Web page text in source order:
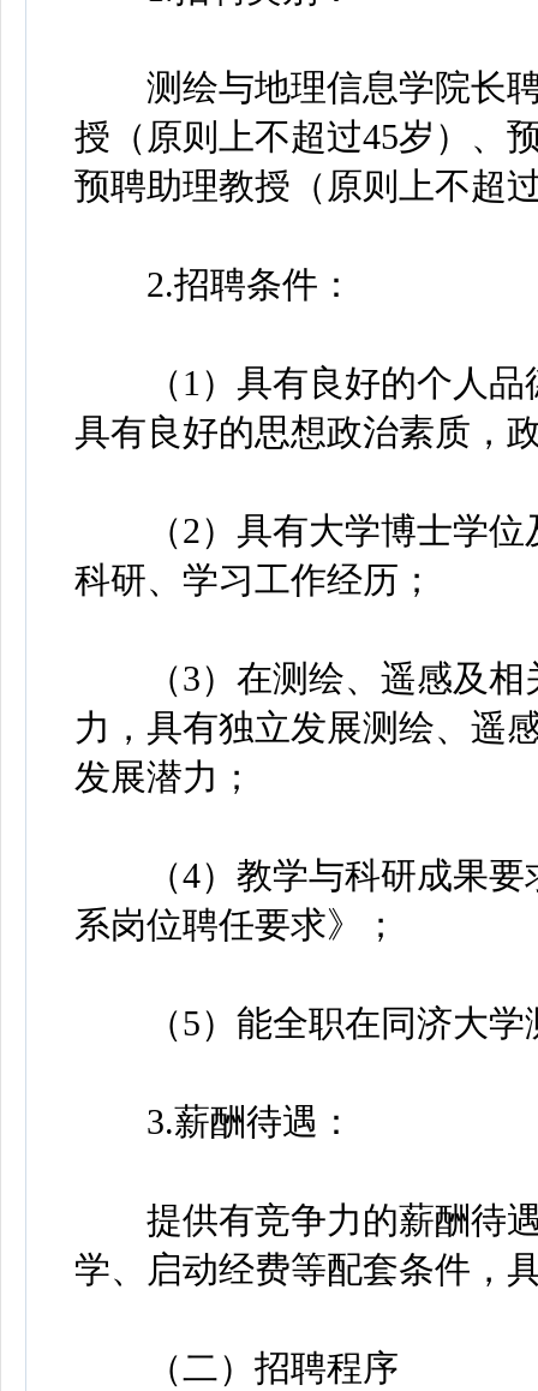
测绘与地理信息学院长聘
授（原则上不超过45岁）、
预聘助理教授（原则上不超
2.招聘条件：
（1）具有良好的个人品
具有良好的思想政治素质，
（2）具有大学博士学位
科研、学习工作经历；
（3）在测绘、遥感及相
力，具有独立发展测绘、遥
发展潜力；
（4）教学与科研成果要
系岗位聘任要求》；
（5）能全职在同济大学
3.薪酬待遇：
提供有竞争力的薪酬待遇
学、启动经费等配套条件，
（二）招聘程序